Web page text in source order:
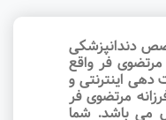
دندانپزشکی
فر واقع
دهی اینترنتی و
مرتضوی فر
می باشد. شما